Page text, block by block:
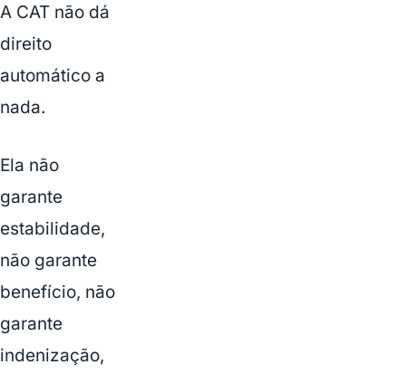
A CAT não dá
direito
automático a
nada.
Ela não
garante
estabilidade,
não garante
benefício, não
garante
indenização,